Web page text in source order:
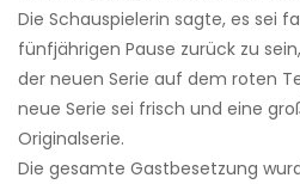
Die Schauspielerin sagte, es sei
fünfjährigen Pause zurück zu
der neuen Serie auf dem roten
neue Serie sei frisch und eine
Originalserie.
Die gesamte Gastbesetzung